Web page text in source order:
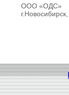
OOO «ОДС»